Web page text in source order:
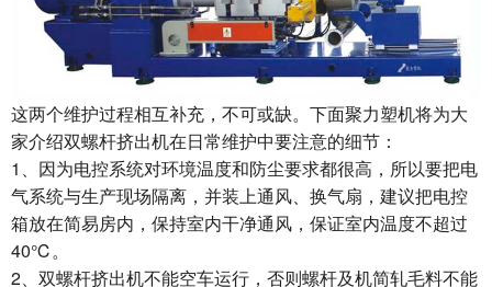
这两个维护过程相互补充，不可或缺。下面聚力塑机将为大
家介绍双螺杆挤出机在日常维护中要注意的细节：
1、因为电控系统对环境温度和防尘要求都很高，所以要把电
气系统与生产现场隔离，并装上通风、换气扇，建议把电控
箱放在简易房内，保持室内干净通风，保证室内温度不超过
40℃。
2、双螺杆挤出机不能空车运行，否则螺杆及机简轧毛料不能